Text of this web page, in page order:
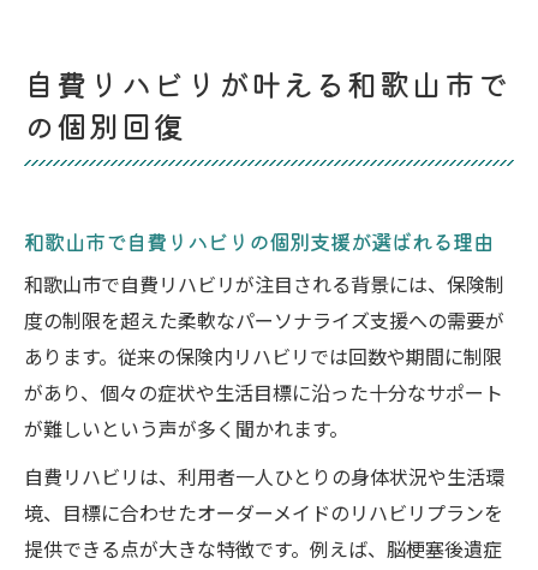
自費リハビリを利用する際の通いやすさと
アクセス条件
保険内リハビリと自費リハビリの併用によ
脳梗塞後の再起を支える自費リハビリの実際
和歌山市で脳梗塞リハビリに自費リハビリ
を選ぶポイント
自費リハビリが脳梗塞後の動作改善に果た
す役割とは
訪問型や通院型自費リハビリの利用メリッ
トと注意点
自費リハビリの専門スタッフによるパーソ
ナライズ支援例
自費リハビリが叶える和歌山市で
の個別回復
和歌山市で自費リハビリの個別支援が選ばれる理由
和歌山市で自費リハビリが注目される背景には、保険制
度の制限を超えた柔軟なパーソナライズ支援への需要が
あります。従来の保険内リハビリでは回数や期間に制限
があり、個々の症状や生活目標に沿った十分なサポート
が難しいという声が多く聞かれます。
自費リハビリは、利用者一人ひとりの身体状況や生活環
境、目標に合わせたオーダーメイドのリハビリプランを
提供できる点が大きな特徴です。例えば、脳梗塞後遺症